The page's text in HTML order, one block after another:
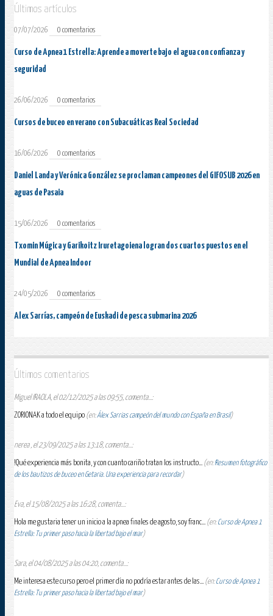
Últimos artículos
07/07/2026 0 comentarios
Curso de Apnea 1 Estrella: Aprende a moverte bajo el agua con confianza y
seguridad
26/06/2026 0 comentarios
Cursos de buceo en verano con Subacuáticas Real Sociedad
16/06/2026 0 comentarios
Daniel Landa y Verónica González se proclaman campeones del GIFOSUB 2026 en
aguas de Pasaia
15/06/2026 0 comentarios
Txomin Múgica y Garikoitz Iruretagoiena logran dos cuartos puestos en el
Mundial de Apnea Indoor
24/05/2026 0 comentarios
Alex Sarrías, campeón de Euskadi de pesca submarina 2026
Últimos comentarios
Miguel IRAOLA, el 02/12/2025 a las 09:55, comenta...:
ZORIONAK a todo el equipo (en:Álex Sarrias campeón del mundo con España en Brasil)
nerea , el 23/09/2025 a las 13:18, comenta...:
!Qué experiencia más bonita, y con cuanto cariño tratan los instructo... (en:Resumen fotográfico
de los bautizos de buceo en Getaria. Una experiencia para recordar)
Eva, el 15/08/2025 a las 16:28, comenta...:
Hola me gustaria tener un inicio a la apnea finales de agosto, soy franc... (en:Curso de Apnea 1
Estrella: Tu primer paso hacia la libertad bajo el mar)
Sara, el 04/08/2025 a las 04:20, comenta...:
Me interesa este curso pero el primer día no podría estar antes de las... (en:Curso de Apnea 1
Estrella: Tu primer paso hacia la libertad bajo el mar)